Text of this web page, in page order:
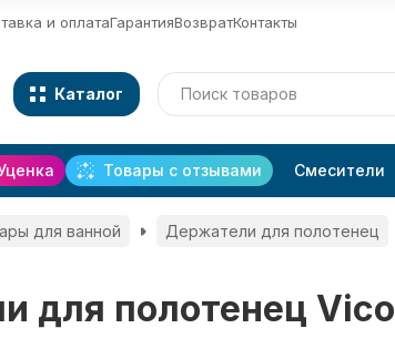
и оплатаГарантияВозвратКонтакты
Каталог
Товары с отзывами Смесители
для ванной Держатели для полотенец
для полотенец Vico